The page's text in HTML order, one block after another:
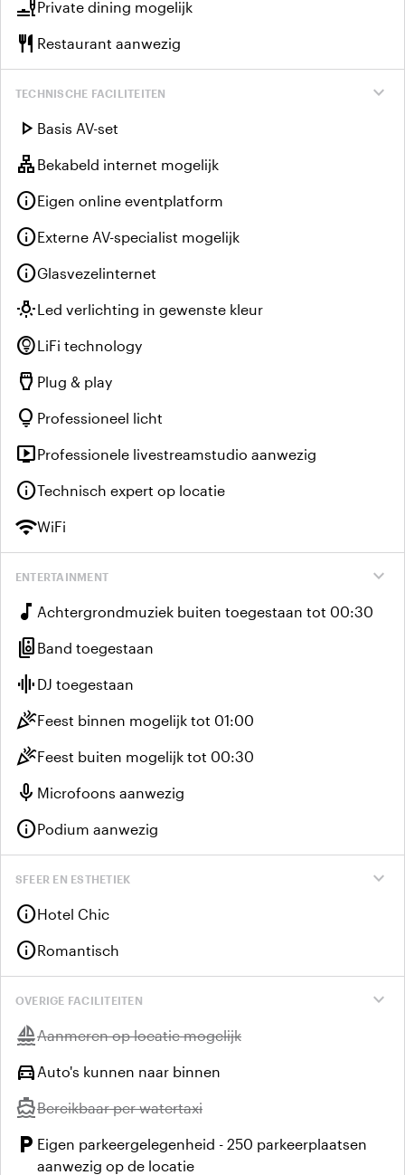
brunch_diningPrivate dining mogelijk
restaurant Restaurant aanwezig
expand_more
TECHNISCHE FACILITEITEN
play_arrow Basis AV-set
lan Bekabeld internet mogelijk
infoEigen online eventplatform
infoExterne AV-specialist mogelijk
infoGlasvezelinternet
wb_incandescentLed verlichting in gewenste kleur
lightbulb_circleLiFi technology
settings_input_hdmi Plug & play
lightbulb Professioneel licht
live_tvProfessionele livestreamstudio aanwezig
infoTechnisch expert op locatie
wifiWiFi
expand_more
ENTERTAINMENT
music_note Achtergrondmuziek buiten toegestaan tot 00:30
speaker_group Band toegestaan
graphic_eq DJ toegestaan
celebrationFeest binnen mogelijk tot 01:00
celebrationFeest buiten mogelijk tot 00:30
mic Microfoons aanwezig
infoPodium aanwezig
expand_more
SFEER EN ESTHETIEK
infoHotel Chic
infoRomantisch
expand_more
OVERIGE FACILITEITEN
sailingNiet beschikbaar:
Aanmeren op locatie mogelijk
directions_car Auto's kunnen naar binnen
directions_boatNiet beschikbaar:
Bereikbaar per watertaxi
local_parking Eigen parkeergelegenheid - 250 parkeerplaatsen
aanwezig op de locatie